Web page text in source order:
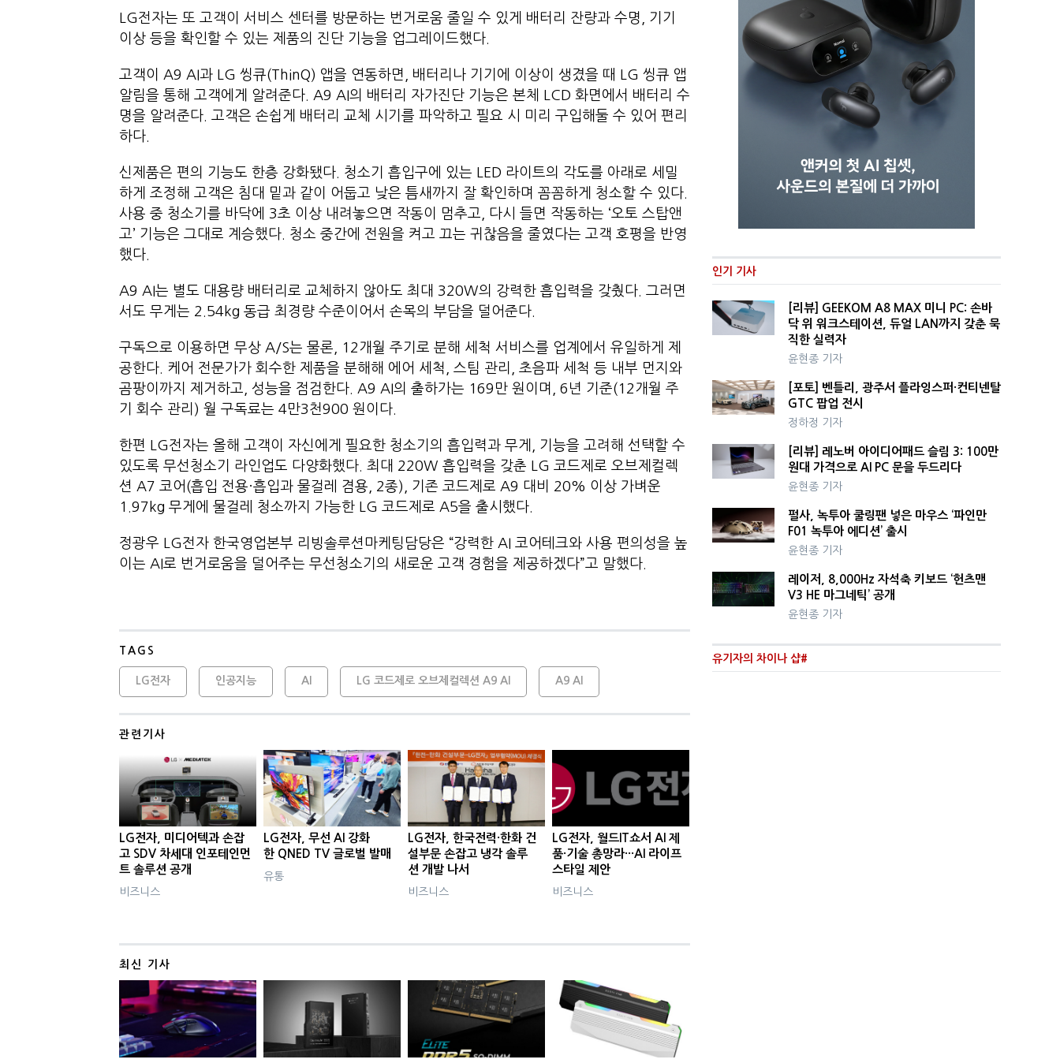
LG전자는 또 고객이 서비스 센터를 방문하는 번거로움 줄일 수 있게 배터리 잔량과 수명, 기기
이상 등을 확인할 수 있는 제품의 진단 기능을 업그레이드했다.
고객이 A9 AI과 LG 씽큐(ThinQ) 앱을 연동하면, 배터리나 기기에 이상이 생겼을 때 LG 씽큐 앱
알림을 통해 고객에게 알려준다. A9 AI의 배터리 자가진단 기능은 본체 LCD 화면에서 배터리 수
명을 알려준다. 고객은 손쉽게 배터리 교체 시기를 파악하고 필요 시 미리 구입해둘 수 있어 편리
하다.
신제품은 편의 기능도 한층 강화됐다. 청소기 흡입구에 있는 LED 라이트의 각도를 아래로 세밀
하게 조정해 고객은 침대 밑과 같이 어둡고 낮은 틈새까지 잘 확인하며 꼼꼼하게 청소할 수 있다.
사용 중 청소기를 바닥에 3초 이상 내려놓으면 작동이 멈추고, 다시 들면 작동하는 ‘오토 스탑앤
고’ 기능은 그대로 계승했다. 청소 중간에 전원을 켜고 끄는 귀찮음을 줄였다는 고객 호평을 반영
했다.
A9 AI는 별도 대용량 배터리로 교체하지 않아도 최대 320W의 강력한 흡입력을 갖췄다. 그러면
서도 무게는 2.54kg 동급 최경량 수준이어서 손목의 부담을 덜어준다.
구독으로 이용하면 무상 A/S는 물론, 12개월 주기로 분해 세척 서비스를 업계에서 유일하게 제
공한다. 케어 전문가가 회수한 제품을 분해해 에어 세척, 스팀 관리, 초음파 세척 등 내부 먼지와
곰팡이까지 제거하고, 성능을 점검한다. A9 AI의 출하가는 169만 원이며, 6년 기준(12개월 주
기 회수 관리) 월 구독료는 4만3천900 원이다.
한편 LG전자는 올해 고객이 자신에게 필요한 청소기의 흡입력과 무게, 기능을 고려해 선택할 수
있도록 무선청소기 라인업도 다양화했다. 최대 220W 흡입력을 갖춘 LG 코드제로 오브제컬렉
션 A7 코어(흡입 전용·흡입과 물걸레 겸용, 2종), 기존 코드제로 A9 대비 20% 이상 가벼운
1.97kg 무게에 물걸레 청소까지 가능한 LG 코드제로 A5을 출시했다.
정광우 LG전자 한국영업본부 리빙솔루션마케팅담당은 “강력한 AI 코어테크와 사용 편의성을 높
이는 AI로 번거로움을 덜어주는 무선청소기의 새로운 고객 경험을 제공하겠다”고 말했다.
TAGS
LG전자 인공지능 AI LG 코드제로 오브제컬렉션 A9 AI A9 AI
관련기사
LG전자, 미디어텍과 손잡
고 SDV 차세대 인포테인먼
트 솔루션 공개
비즈니스
LG전자, 무선 AI 강화
한 QNED TV 글로벌 발매
유통
LG전자, 한국전력·한화 건
설부문 손잡고 냉각 솔루
션 개발 나서
비즈니스
LG전자, 월드IT쇼서 AI 제
품·기술 총망라···AI 라이프
스타일 제안
비즈니스
최신 기사
인기 기사
[리뷰] GEEKOM A8 MAX 미니 PC: 손바
닥 위 워크스테이션, 듀얼 LAN까지 갖춘 묵
직한 실력자
윤현종 기자
[포토] 벤틀리, 광주서 플라잉스퍼·컨티넨탈
GTC 팝업 전시
정하정 기자
[리뷰] 레노버 아이디어패드 슬림 3: 100만
원대 가격으로 AI PC 문을 두드리다
윤현종 기자
펄사, 녹투아 쿨링팬 넣은 마우스 ‘파인만
F01 녹투아 에디션’ 출시
윤현종 기자
레이저, 8,000Hz 자석축 키보드 ‘헌츠맨
V3 HE 마그네틱’ 공개
윤현종 기자
유기자의 차이나 샵#